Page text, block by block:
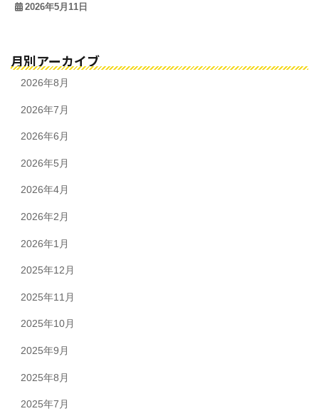
2026年5月11日
月別アーカイブ
2026年8月
2026年7月
2026年6月
2026年5月
2026年4月
2026年2月
2026年1月
2025年12月
2025年11月
2025年10月
2025年9月
2025年8月
2025年7月